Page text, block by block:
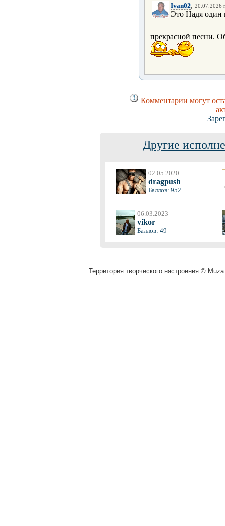
Ivan02, 20.07.2026
Это Надя один
прекрасной песни.
Комментарии могут
Другие
02.05.2020
dragpush
Баллов: 952
06.03.2023
vikor
Баллов: 49
Территория творческого настроения ©